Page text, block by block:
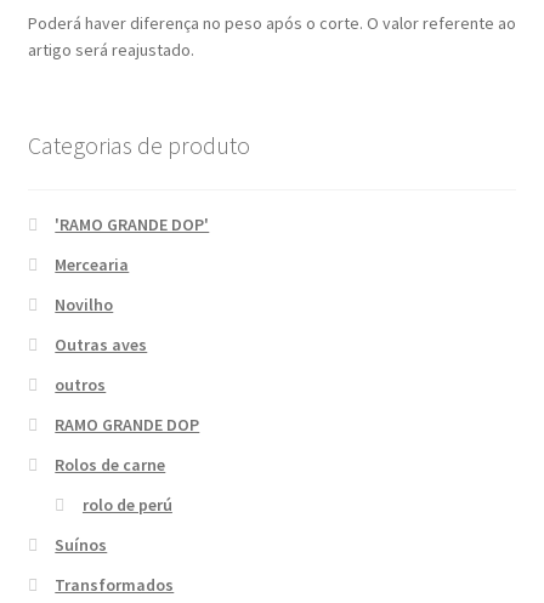
Poderá haver diferença no peso após o corte. O valor referente ao
artigo será reajustado.
Categorias de produto
'RAMO GRANDE DOP'
Mercearia
Novilho
Outras aves
outros
RAMO GRANDE DOP
Rolos de carne
rolo de perú
Suínos
Transformados